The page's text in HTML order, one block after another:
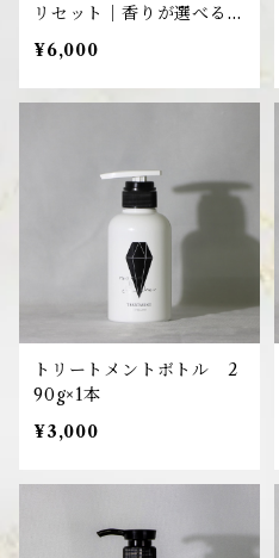
リセット｜香りが選べる2
本セット 290g×2
¥6,000
トリートメントボトル 2
90g×1本
¥3,000